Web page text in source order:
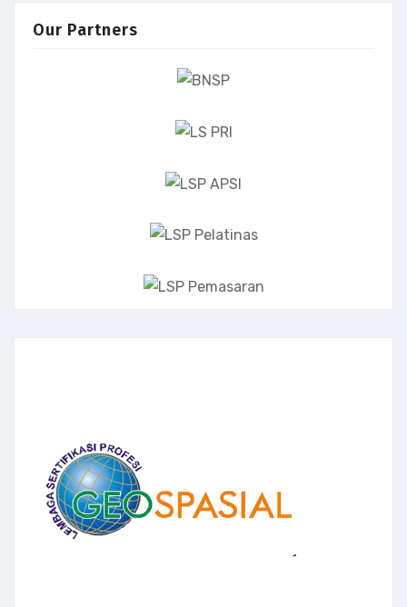
Our Partners